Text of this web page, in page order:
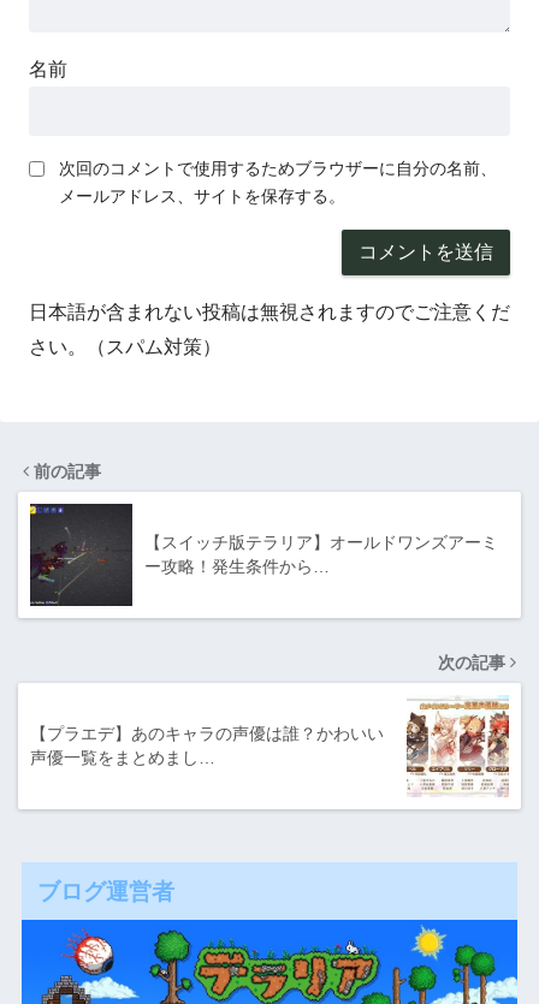
名前
次回のコメントで使用するためブラウザーに自分の名前、
メールアドレス、サイトを保存する。
日本語が含まれない投稿は無視されますのでご注意くだ
さい。（スパム対策）
前の記事
【スイッチ版テラリア】オールドワンズアーミ
ー攻略！発生条件から…
次の記事
【プラエデ】あのキャラの声優は誰？かわいい
声優一覧をまとめまし…
ブログ運営者